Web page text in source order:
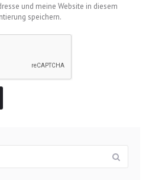
und meine Website in diesem
speichern.